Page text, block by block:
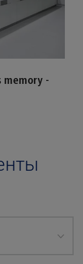
memory -